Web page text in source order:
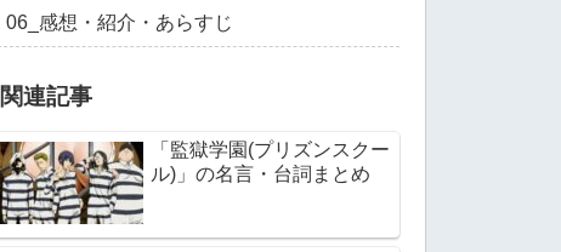
06_感想・紹介・あらすじ
関連記事
「監獄学園(プリズンスクー
ル)」の名言・台詞まとめ